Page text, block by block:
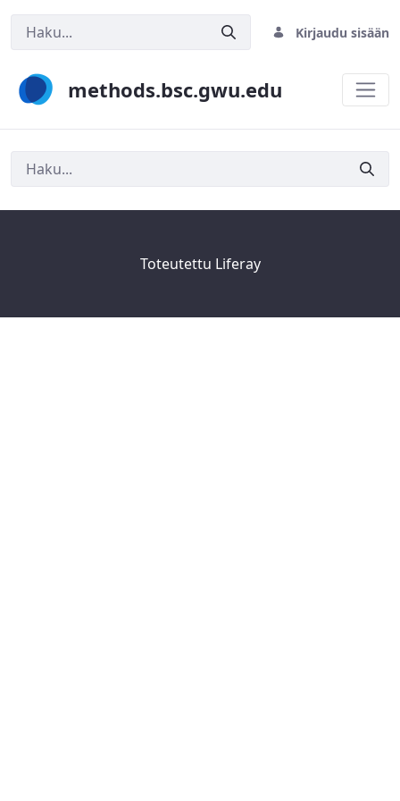
Kirjaudu sisään
methods.bsc.gwu.edu
Haku
Toteutettu Liferay